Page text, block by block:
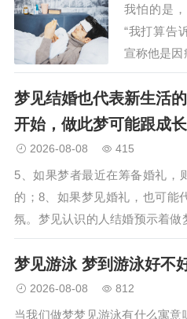
我怕的是
“我打算告
宣称他是因
朋友知道真
说有些事要
强的老同
梦见结婚也代表新生活
开始，做此梦可能跟成长
2026-08-08 415
5、如果梦者最近在筹备婚礼，
的；8、如果梦见婚礼，也可能
氛。梦见认识的人结婚预示着做
人结婚预示着做梦者的未来需要
梦见游泳 梦到游泳好不
2026-08-08 812
当我们做梦梦见游泳有什么寓